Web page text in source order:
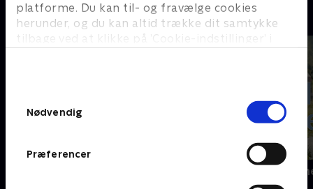
platforme. Du kan til- og fravælge cookies
herunder, og du kan altid trække dit samtykke
tilbage ved at klikke på ’Cookie-indstillinger’ i
Nødvendig
Præferencer
Krimisommer på Charlie
Mord i